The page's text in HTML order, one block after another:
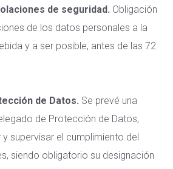
de seguridad. Obligación
de los datos personales a la
y a ser posible, antes de las 72
de Datos. Se prevé una
de Protección de Datos,
supervisar el cumplimiento del
siendo obligatorio su designación